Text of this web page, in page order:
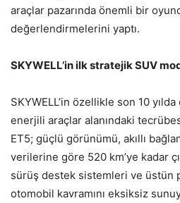
araçlar pazarında önemli bir
değerlendirmelerini yaptı.
SKYWELL’in ilk stratejik SUV
SKYWELL’in özellikle son 10
enerjili araçlar alanındaki
ET5; güçlü görünümü, akıllı
verilerine göre 520 km’ye kadar
sürüş destek sistemleri ve üstün
otomobil kavramını eksiksiz